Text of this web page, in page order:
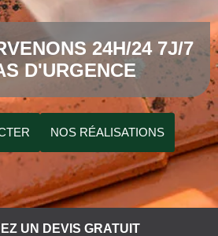
24H/24 7J/7
D'URGENCE
NOS RÉALISATIONS
UN DEVIS GRATUIT